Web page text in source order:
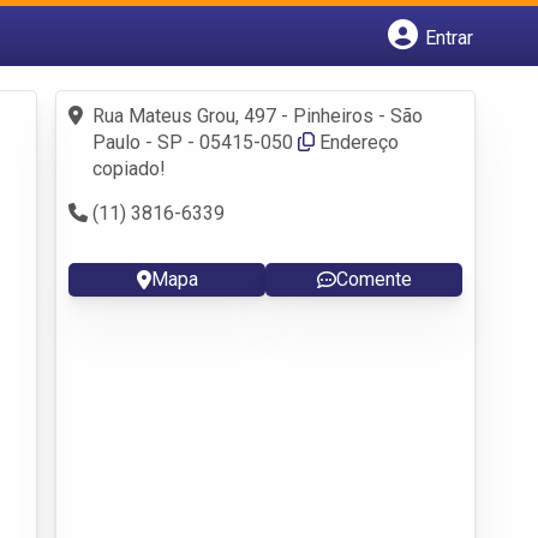
Entrar
Fazer login
Criar conta
Rua Mateus Grou, 497 - Pinheiros - São
Paulo - SP - 05415-050
Endereço
copiado!
(11) 3816-6339
Mapa Comente